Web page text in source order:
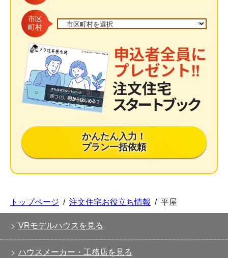
市区
町村
かんたん入力！
プラン一括依頼
トップページ / 注文住宅お役立ち情報 / 平屋
VRモデルハウスを見る
ハウスメーカー・工務店を見る